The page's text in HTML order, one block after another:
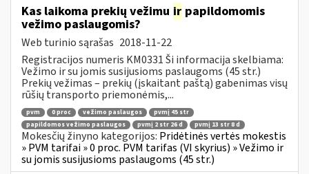
Kas laikoma prekių vežimu ir papildomomis
vežimo paslaugomis?
Web turinio sąrašas 2018-11-22
Registracijos numeris KM0331 Ši informacija skelbiama:
Vežimo ir su jomis susijusioms paslaugoms (45 str.)
Prekių vežimas – prekių (įskaitant paštą) gabenimas visų
rūšių transporto priemonėmis,...
pvm 0 proc vežimo paslaugos
pvmį 45 str
papildomos vežimo paslaugos
pvmį 2 str 26 d pvmį 13 str 8 d
Mokesčių žinyno kategorijos: Pridėtinės vertės mokestis
» PVM tarifai » 0 proc. PVM tarifas (VI skyrius) » Vežimo ir
su jomis susijusioms paslaugoms (45 str.)